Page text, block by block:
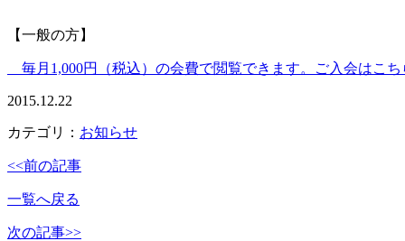
【一般の方】
毎月1,000円（税込）の会費で閲覧できます。ご入会はこち
2015.12.22
カテゴリ： お知らせ
<<前の記事
一覧へ戻る
次の記事>>